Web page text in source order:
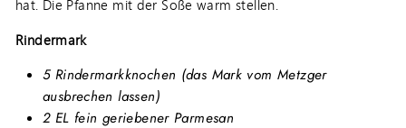
hat. Die Pfanne mit der Soße warm stellen.
Rindermark
5 Rindermarkknochen (das Mark vom Metzger
ausbrechen lassen)
2 EL fein geriebener Parmesan